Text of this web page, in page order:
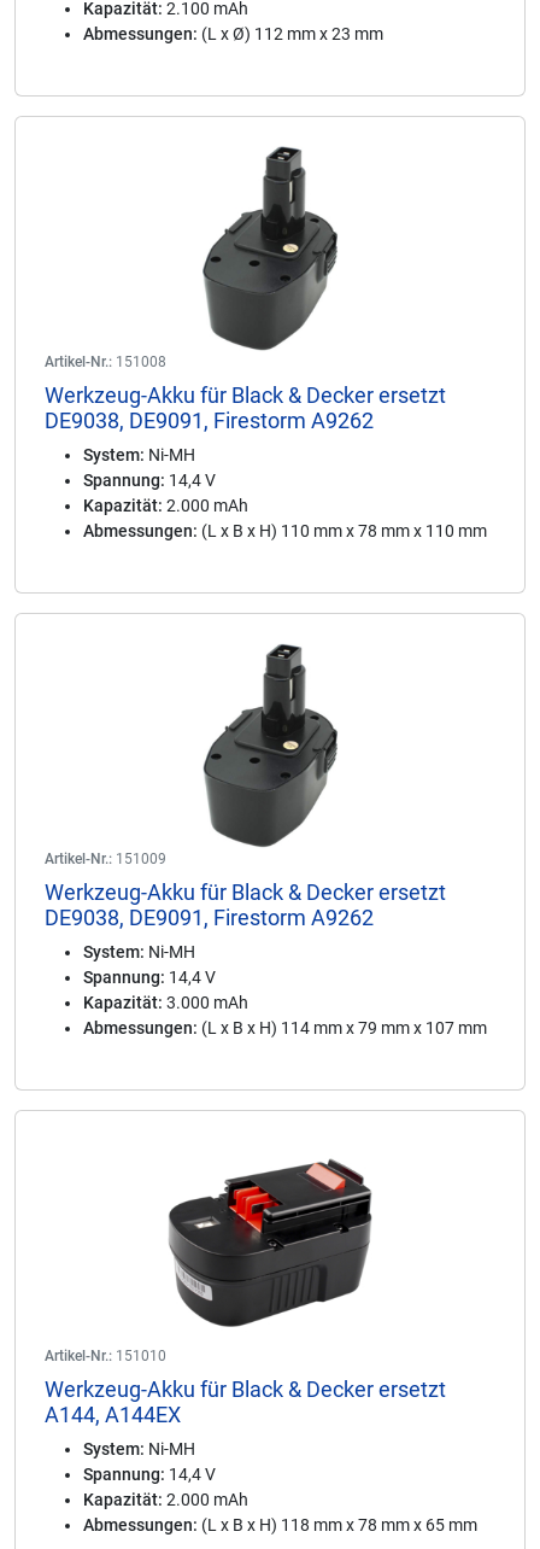
Kapazität: 2.100 mAh
Abmessungen: (L x Ø) 112 mm x 23 mm
Artikel-Nr.: 151008
Werkzeug-Akku für Black & Decker ersetzt
DE9038, DE9091, Firestorm A9262
System: Ni-MH
Spannung: 14,4 V
Kapazität: 2.000 mAh
Abmessungen: (L x B x H) 110 mm x 78 mm x 110 mm
Artikel-Nr.: 151009
Werkzeug-Akku für Black & Decker ersetzt
DE9038, DE9091, Firestorm A9262
System: Ni-MH
Spannung: 14,4 V
Kapazität: 3.000 mAh
Abmessungen: (L x B x H) 114 mm x 79 mm x 107 mm
Artikel-Nr.: 151010
Werkzeug-Akku für Black & Decker ersetzt
A144, A144EX
System: Ni-MH
Spannung: 14,4 V
Kapazität: 2.000 mAh
Abmessungen: (L x B x H) 118 mm x 78 mm x 65 mm